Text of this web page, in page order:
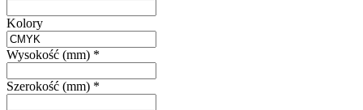
Kolory
Wysokość (mm) *
Szerokość (mm) *